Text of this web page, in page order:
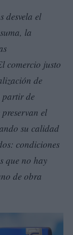
desvela el
la
comercio justo
de
partir de
el
su calidad
condiciones
que no hay
de obra